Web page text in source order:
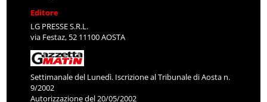
Editore
LG PRESSE S.R.L.
via Festaz, 52 11100 AOSTA
Settimanale del Lunedì. Iscrizione al Tribunale di Aosta n.
9/2002
Autorizzazione del 20/05/2002